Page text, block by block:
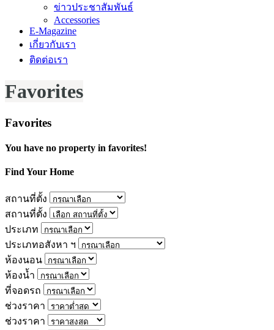
ข่าวประชาสัมพันธ์
Accessories
E-Magazine
เกี่ยวกับเรา
ติดต่อเรา
Favorites
Favorites
You have no property in favorites!
Find Your Home
สถานที่ตั้ง
สถานที่ตั้ง
ประเภท
ประเภทอสังหา ฯ
ห้องนอน
ห้องน้ำ
ที่จอดรถ
ช่วงราคา
ช่วงราคา